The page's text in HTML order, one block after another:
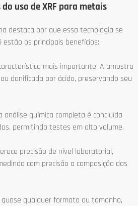
uso de XRF para metais
destaca por que essa tecnologia se
os principais benefícios:
mais importante. A amostra
danificada por ácido, preservando seu
análise química completa é concluída
permitindo testes em alto volume.
precisão de nível laboratorial,
com precisão a composição das
qualquer formato ou tamanho,